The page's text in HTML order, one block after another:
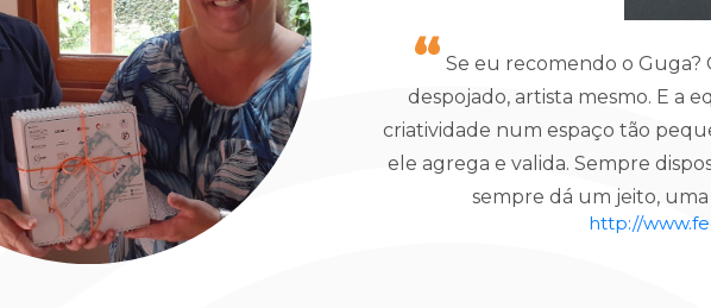
Se eu recomendo o Guga?
despojado, artista mesmo. E a
criatividade num espaço tão
ele agrega e valida. Sempre
sempre dá um jeito,
http://